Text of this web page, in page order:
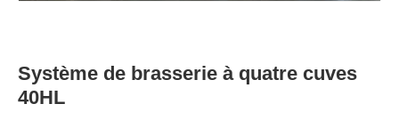
Système de brasserie à quatre cuves
40HL